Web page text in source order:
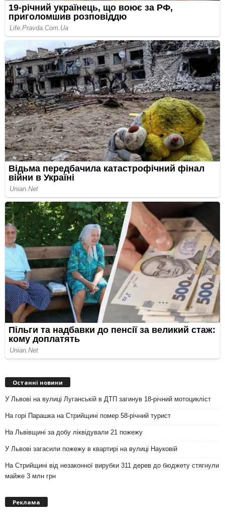
Останні новини
У Львові на вулиці Луганській в ДТП загинув 18-річний мотоцикліст
На горі Парашка на Стрийщині помер 58-річний турист
На Львівщині за добу ліквідували 21 пожежу
У Львові загасили пожежу в квартирі на вулиці Науковій
На Стрийщині від незаконної вирубки 311 дерев до бюджету стягнули
майже 3 млн грн
Реклама